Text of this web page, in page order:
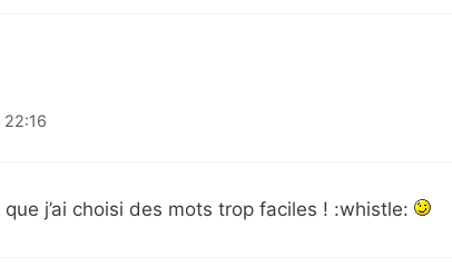
22:16
j’ai choisi des mots trop faciles ! :whistle: